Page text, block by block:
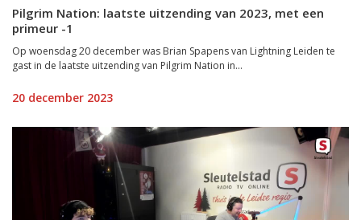
Pilgrim Nation: laatste uitzending van 2023, met een
primeur -1
Op woensdag 20 december was Brian Spapens van Lightning Leiden te
gast in de laatste uitzending van Pilgrim Nation in...
20 december 2023